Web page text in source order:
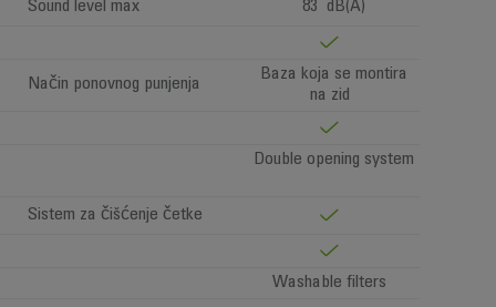
Sound level max
83 dB(A)
Način ponovnog punjenja
Baza koja se montira
na zid
Double opening system
Sistem za čišćenje četke
Washable filters